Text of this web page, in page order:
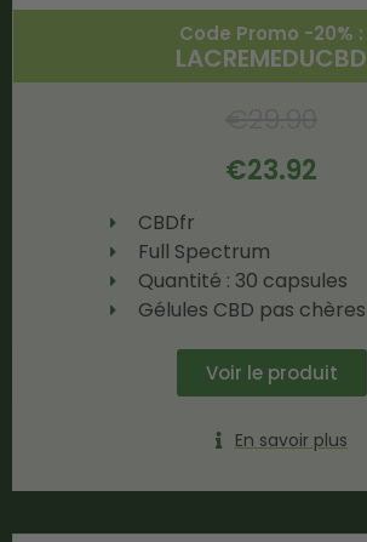
Code Promo -20% :
LACREMEDUCBD
€23.92
CBDfr
Full Spectrum
Quantité : 30 capsules
Gélules CBD pas chères
Voir le produit
En savoir plus